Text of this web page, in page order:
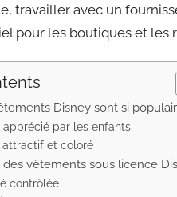
travailler avec un
pour les boutiques et les
Disney sont si
apprécié par les enfants
attractif et coloré
des vêtements sous licence
contrôlée